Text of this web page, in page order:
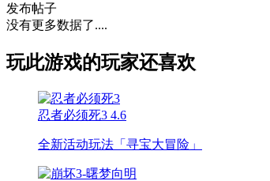
发布帖子
没有更多数据了....
玩此游戏的玩家还喜欢
忍者必须死3 4.6
全新活动玩法「寻宝大冒险」